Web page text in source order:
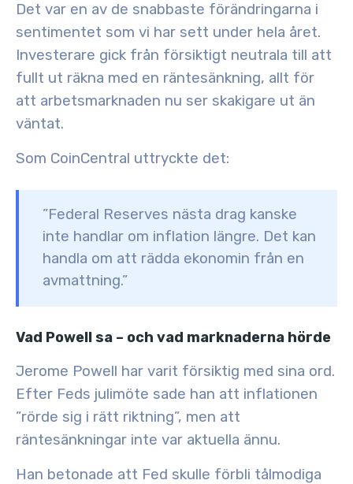
Det var en av de snabbaste förändringarna i
sentimentet som vi har sett under hela året.
Investerare gick från försiktigt neutrala till att
fullt ut räkna med en räntesänkning, allt för
att arbetsmarknaden nu ser skakigare ut än
väntat.
Som CoinCentral uttryckte det:
”Federal Reserves nästa drag kanske
inte handlar om inflation längre. Det kan
handla om att rädda ekonomin från en
avmattning.”
Vad Powell sa – och vad marknaderna hörde
Jerome Powell har varit försiktig med sina ord.
Efter Feds julimöte sade han att inflationen
”rörde sig i rätt riktning”, men att
räntesänkningar inte var aktuella ännu.
Han betonade att Fed skulle förbli tålmodiga